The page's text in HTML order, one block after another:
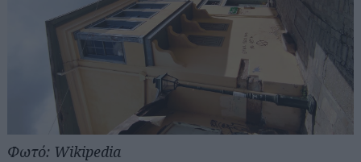
Φωτό: Wikipedia